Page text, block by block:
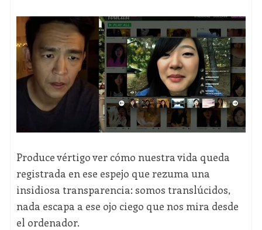
Produce vértigo ver cómo nuestra vida queda
registrada en ese espejo que rezuma una
insidiosa transparencia: somos translúcidos,
nada escapa a ese ojo ciego que nos mira desde
el ordenador.